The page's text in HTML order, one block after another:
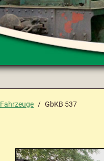
Fahrzeuge GbKB 537